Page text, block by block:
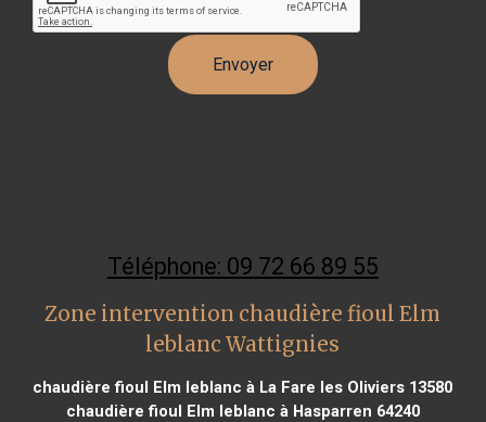
Téléphone: 09 72 66 89 55
Zone intervention chaudière fioul Elm
leblanc Wattignies
chaudière fioul Elm leblanc à La Fare les Oliviers 13580
chaudière fioul Elm leblanc à Hasparren 64240